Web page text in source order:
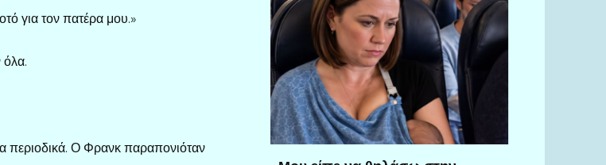
για τον πατέρα μου.»
όλα.
περιοδικά. Ο Φρανκ παραπονιόταν